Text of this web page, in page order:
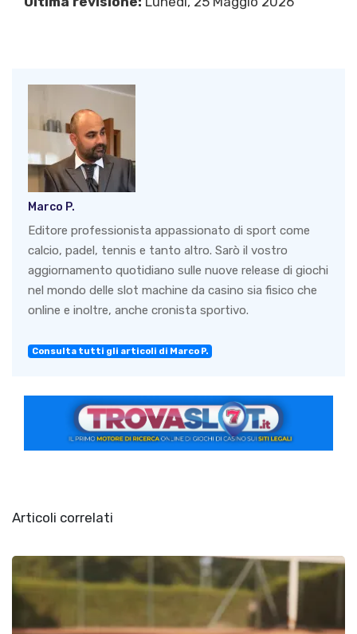
Marco P.
Editore professionista appassionato di sport come
calcio, padel, tennis e tanto altro. Sarò il vostro
aggiornamento quotidiano sulle nuove release di giochi
nel mondo delle slot machine da casino sia fisico che
online e inoltre, anche cronista sportivo.
Consulta tutti gli articoli di Marco P.
Articoli correlati